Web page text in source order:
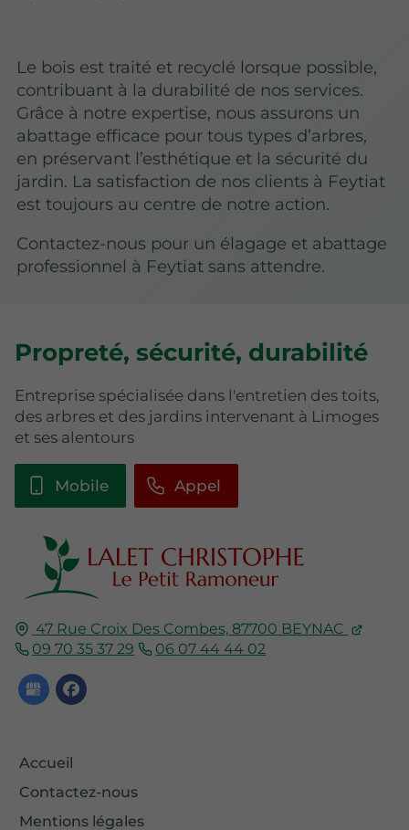
Le bois est traité et recyclé lorsque possible,
contribuant à la durabilité de nos services.
Grâce à notre expertise, nous assurons un
abattage efficace pour tous types d’arbres,
en préservant l’esthétique et la sécurité du
jardin. La satisfaction de nos clients à Feytiat
est toujours au centre de notre action.
Contactez-nous pour un élagage et abattage
professionnel à Feytiat sans attendre.
47 Rue Croix Des Combes, 87700 BEYNAC
09 70 35 37 29
06 07 44 44 02
Accueil
Contactez-nous
Mentions légales
Propreté, sécurité, durabilité
Entreprise spécialisée dans l'entretien des toits,
des arbres et des jardins intervenant à Limoges
et ses alentours
Mobile Appel